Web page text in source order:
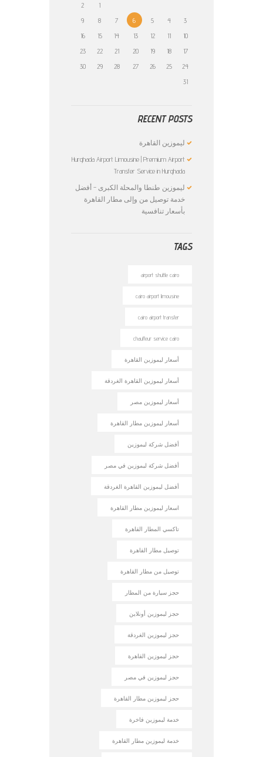
1
2
3
4
5
6
7
8
9
10
11
12
13
14
15
16
17
18
19
20
21
22
23
24
25
26
27
28
29
30
31
RECENT POSTS
ليموزين القاهرة
Hurghada Airport Limousine | Premium Airport
Transfer Service in Hurghada
ليموزين طنطا والمحلة الكبرى – أفضل
خدمة توصيل من وإلى مطار القاهرة
بأسعار تنافسية
TAGS
airport shuttle cairo
cairo airport limousine
cairo airport transfer
chauffeur service cairo
أسعار ليموزين القاهرة
أسعار ليموزين القاهرة الغردقة
أسعار ليموزين مصر
أسعار ليموزين مطار القاهرة
أفضل شركة ليموزين
أفضل شركة ليموزين في مصر
أفضل ليموزين القاهرة الغردقة
اسعار ليموزين مطار القاهرة
تاكسي المطار القاهرة
توصيل مطار القاهرة
توصيل من مطار القاهرة
حجز سيارة من المطار
حجز ليموزين أونلاين
حجز ليموزين الغردقة
حجز ليموزين القاهرة
حجز ليموزين في مصر
حجز ليموزين مطار القاهرة
خدمة ليموزين فاخرة
خدمة ليموزين مطار القاهرة